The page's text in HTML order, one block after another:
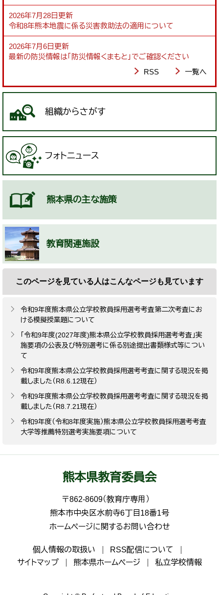
2026年7月28日更新
令和8年熊本地震に係る災害救助法の適用について
2026年7月6日更新
最新の防災情報は「防災情報くまもと」でご確認ください
RSS
一覧へ
組織からさがす
フォトニュース
熊本県の主な施策
教育関連施設
このページを見ている人はこんなページも見ています
令和9年度熊本県公立学校教員採用選考考査第二次考査にお
ける模擬授業題について
「令和9年度(2027年度)熊本県公立学校教員採用選考考査」実
施要項の公表及び特別選考に係る別途提出書類様式等につい
て
令和9年度熊本県公立学校教員採用選考考査に関する現況を掲
載しました（R8.6.12現在）
令和9年度熊本県公立学校教員採用選考考査に関する現況を掲
載しました（R8.7.21現在）
令和9年度（令和8年度実施）熊本県公立学校教員採用選考考査
大学等推薦特別選考実施要項について
熊本県教育委員会
〒862-8609（教育庁専用）
熊本市中央区水前寺6丁目18番1号
ホームページに関するお問い合わせ
個人情報の取扱い
RSS配信について
サイトマップ
熊本県ホームページ 私立学校情報